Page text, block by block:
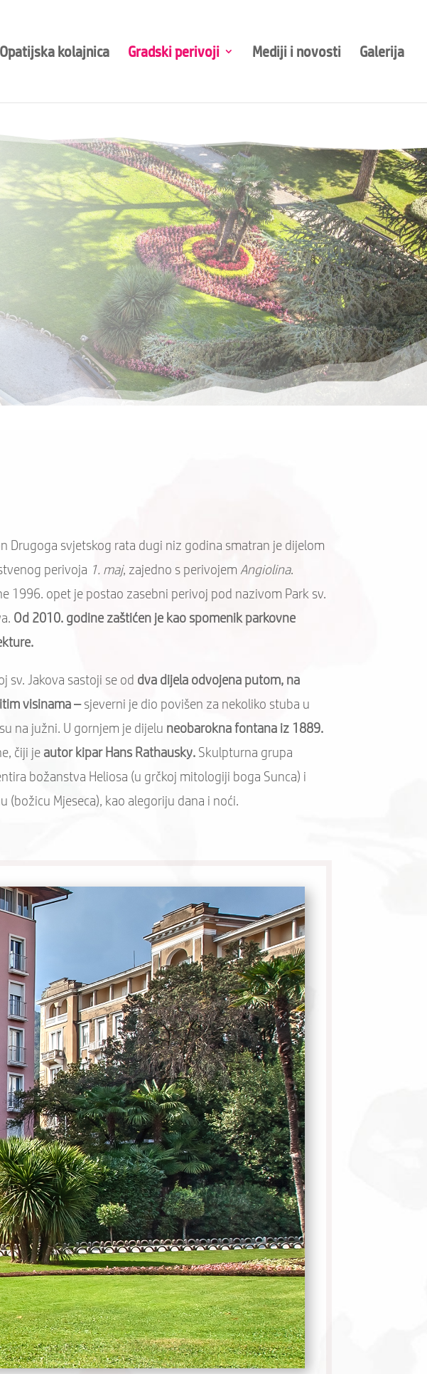
Opatijska kolajnica Gradski perivoji Mediji i novosti Galerija
Drugoga svjetskog rata dugi niz godina smatran je dijelom
perivoja 1. maj, zajedno s perivojem Angiolina.
1996. opet je postao zasebni perivoj pod nazivom Park sv.
Od 2010. godine zaštićen je kao spomenik parkovne
sv. Jakova sastoji se od dva dijela odvojena putom, na
visinama –sjeverni je dio povišen za nekoliko stuba u
na južni. U gornjem je dijelu neobarokna fontana iz 1889.
čiji je autor kipar Hans Rathausky. Skulpturna grupa
božanstva Heliosa (u grčkoj mitologiji boga Sunca) i
(božicu Mjeseca), kao alegoriju dana i noći.